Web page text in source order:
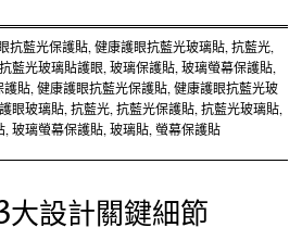
抗藍光保護貼,健康護眼抗藍光玻璃貼,抗藍光,
抗藍光玻璃貼護眼,玻璃保護貼,玻璃螢幕保護貼,
護貼,健康護眼抗藍光保護貼,健康護眼抗藍光玻
眼玻璃貼,抗藍光,抗藍光保護貼,抗藍光玻璃貼,
,玻璃螢幕保護貼,玻璃貼,螢幕保護貼
設計關鍵細節